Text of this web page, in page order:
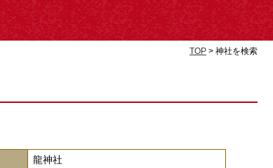
TOP > 神社を検索
龍神社